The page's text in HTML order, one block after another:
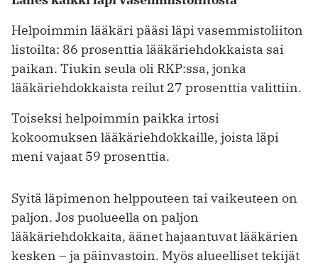
Helpoimmin lääkäri pääsi läpi vasemmistoliiton
listoilta: 86 prosenttia lääkäriehdokkaista sai
paikan. Tiukin seula oli RKP:ssa, jonka
lääkäriehdokkaista reilut 27 prosenttia valittiin.
Toiseksi helpoimmin paikka irtosi
kokoomuksen lääkäriehdokkaille, joista läpi
meni vajaat 59 prosenttia.
Syitä läpimenon helppouteen tai vaikeuteen on
paljon. Jos puolueella on paljon
lääkäriehdokkaita, äänet hajaantuvat ­lääkärien
kesken – ja päinvastoin. Myös alueelliset tekijät